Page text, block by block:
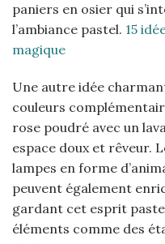
paniers en osier qui
l’ambiance pastel. 15
magique
Une autre idée
couleurs
rose poudré avec un
espace doux et rêveur.
lampes en forme
peuvent également
gardant cet esprit
éléments comme des